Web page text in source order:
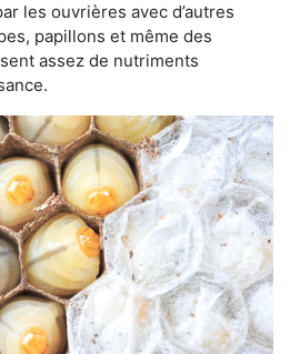
les ouvrières avec d’autres
papillons et même des
assez de nutriments